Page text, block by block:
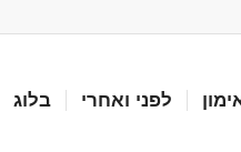
לפני ואחרי בלוג